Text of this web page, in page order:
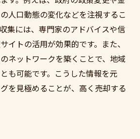
人口動態の変化などを注視するこ
集には、専門家のアドバイスや信
イトの活用が効果的です。また、
ネットワークを築くことで、地域
も可能です。こうした情報を元
を見極めることが、高く売却する